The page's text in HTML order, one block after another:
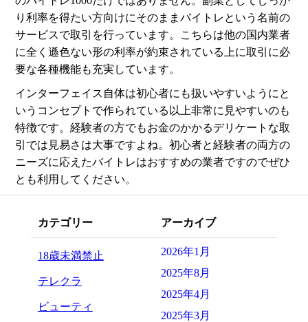
り利率を得たい方向けにそのままバイトレという名前の
サービスで取引を行っています。こちらは他の国内業者
に全く遜色ない形の利率が約束されている上に取引に必
要な各種機能も充実しています。
インターフェイス自体は初心者にも扱いやすいようにと
いうコンセプトで作られている以上非常に見やすいのも
特徴です。経験者の方でもお金のかかるデリケートな取
引では見易さは大事ですよね。初心者と経験者の両方の
ニーズに応えたバイトレはおすすめの業者ですのでぜひ
とも利用してください。
カテゴリー
18歳未満禁止
テレクラ
ビューティ
アーカイブ
2026年1月
2025年8月
2025年4月
2025年3月